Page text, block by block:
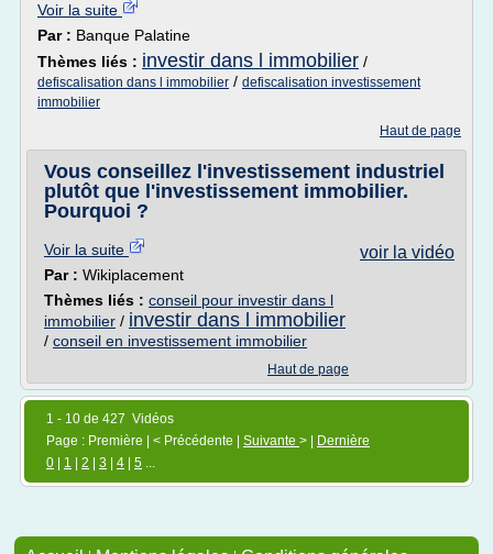
Voir la suite
Par : Banque Palatine
Thèmes liés : investir dans l immobilier /
defiscalisation dans l immobilier / defiscalisation investissement
immobilier
Haut de page
Vous conseillez l'investissement industriel
plutôt que l'investissement immobilier.
Pourquoi ?
voir la vidéo
Voir la suite
Par : Wikiplacement
Thèmes liés : conseil pour investir dans l
immobilier / investir dans l immobilier
/ conseil en investissement immobilier
Haut de page
1 - 10 de 427 Vidéos
Page : Première | < Précédente | Suivante > |
Dernière
0
1 2 3 4 5 ...